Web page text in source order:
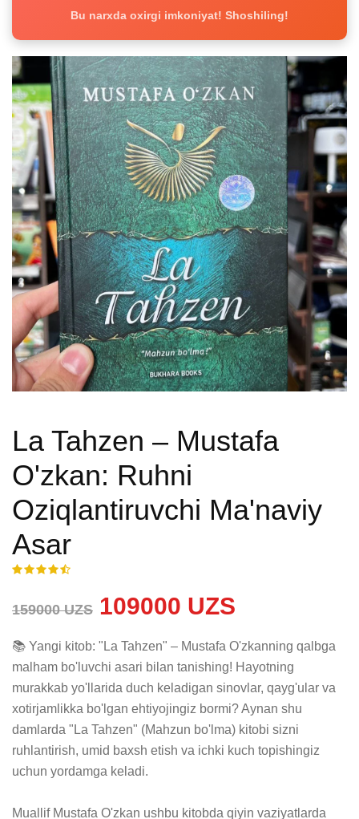
Bu narxda oxirgi imkoniyat! Shoshiling!
La Tahzen – Mustafa
O'zkan: Ruhni
Oziqlantiruvchi Ma'naviy
Asar
159000 UZS 109000 UZS
📚 Yangi kitob: "La Tahzen" – Mustafa O'zkanning qalbga
malham bo'luvchi asari bilan tanishing! Hayotning
murakkab yo'llarida duch keladigan sinovlar, qayg'ular va
xotirjamlikka bo'lgan ehtiyojingiz bormi? Aynan shu
damlarda "La Tahzen" (Mahzun bo'lma) kitobi sizni
ruhlantirish, umid baxsh etish va ichki kuch topishingiz
uchun yordamga keladi.
Muallif Mustafa O'zkan ushbu kitobda qiyin vaziyatlarda